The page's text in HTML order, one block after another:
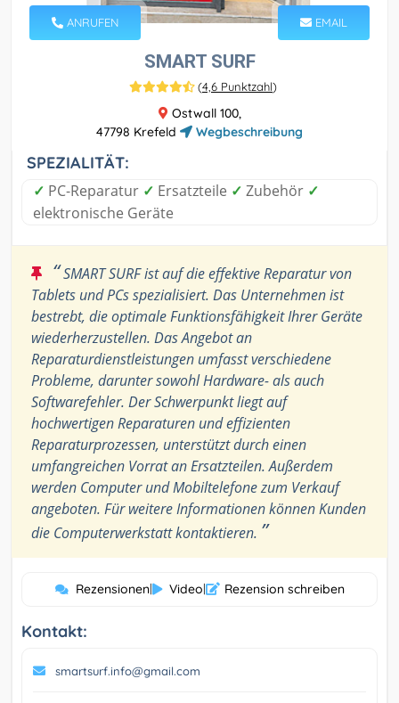
ANRUFEN EMAIL
SMART SURF
(4,6 Punktzahl)
Ostwall 100,
47798 Krefeld
Wegbeschreibung
SPEZIALITÄT:
✓ PC-Reparatur ✓ Ersatzteile ✓ Zubehör ✓
elektronische Geräte
“SMART SURF ist auf die effektive Reparatur von
Tablets und PCs spezialisiert. Das Unternehmen ist
bestrebt, die optimale Funktionsfähigkeit Ihrer Geräte
wiederherzustellen. Das Angebot an
Reparaturdienstleistungen umfasst verschiedene
Probleme, darunter sowohl Hardware- als auch
Softwarefehler. Der Schwerpunkt liegt auf
hochwertigen Reparaturen und effizienten
Reparaturprozessen, unterstützt durch einen
umfangreichen Vorrat an Ersatzteilen. Außerdem
werden Computer und Mobiltelefone zum Verkauf
angeboten. Für weitere Informationen können Kunden
die Computerwerkstatt kontaktieren. ”
Rezensionen| Video| Rezension schreiben
Kontakt:
smartsurf.info@gmail.com